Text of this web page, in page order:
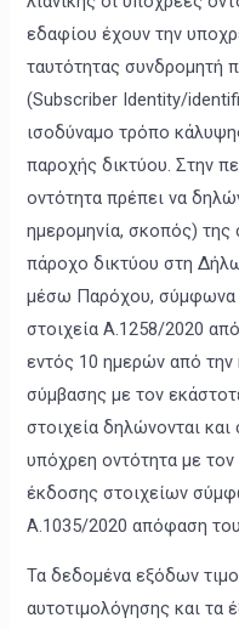
εδαφίου έχουν την
ταυτότητας συνδρομητή
(Subscriber Identity/
ισοδύναμο τρόπο
παροχής δικτύου. Στην
οντότητα πρέπει να
ημερομηνία, σκοπός) της
πάροχο δικτύου στη
μέσω Παρόχου, σύμφωνα
στοιχεία Α.1258/2020
εντός 10 ημερών από την
σύμβασης με τον
στοιχεία δηλώνονται
υπόχρεη οντότητα με
έκδοσης στοιχείων
Α.1035/2020 απόφαση
Τα δεδομένα εξόδων
αυτοτιμολόγησης και τα